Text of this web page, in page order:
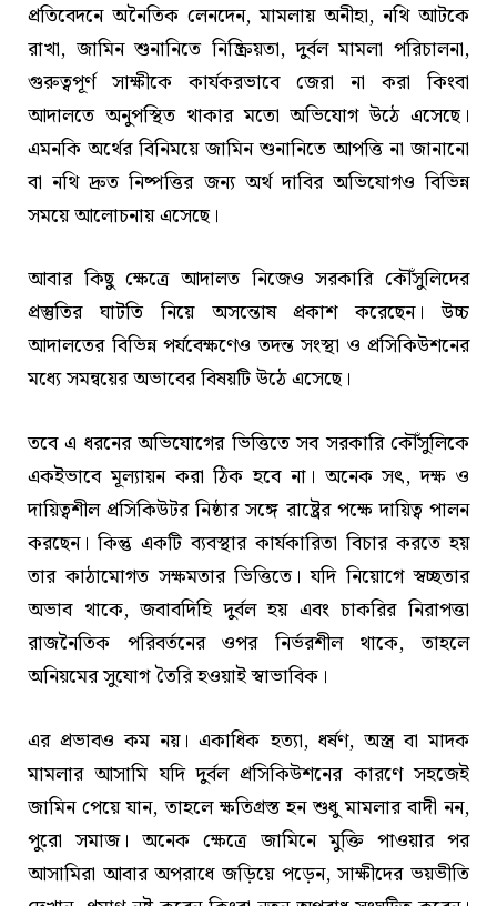
প্রতিবেদনে অনৈতিক লেনদেন, মামলায় অনীহা, নথি আটকে
রাখা, জামিন শুনানিতে নিষ্ক্রিয়তা, দুর্বল মামলা পরিচালনা,
গুরুত্বপূর্ণ সাক্ষীকে কার্যকরভাবে জেরা না করা কিংবা
আদালতে অনুপস্থিত থাকার মতো অভিযোগ উঠে এসেছে।
এমনকি অর্থের বিনিময়ে জামিন শুনানিতে আপত্তি না জানানো
বা নথি দ্রুত নিষ্পত্তির জন্য অর্থ দাবির অভিযোগও বিভিন্ন
সময়ে আলোচনায় এসেছে।
আবার কিছু ক্ষেত্রে আদালত নিজেও সরকারি কৌঁসুলিদের
প্রস্তুতির ঘাটতি নিয়ে অসন্তোষ প্রকাশ করেছেন। উচ্চ
আদালতের বিভিন্ন পর্যবেক্ষণেও তদন্ত সংস্থা ও প্রসিকিউশনের
মধ্যে সমন্বয়ের অভাবের বিষয়টি উঠে এসেছে।
তবে এ ধরনের অভিযোগের ভিত্তিতে সব সরকারি কৌঁসুলিকে
একইভাবে মূল্যায়ন করা ঠিক হবে না। অনেক সৎ, দক্ষ ও
দায়িত্বশীল প্রসিকিউটর নিষ্ঠার সঙ্গে রাষ্ট্রের পক্ষে দায়িত্ব পালন
করছেন। কিন্তু একটি ব্যবস্থার কার্যকারিতা বিচার করতে হয়
তার কাঠামোগত সক্ষমতার ভিত্তিতে। যদি নিয়োগে স্বচ্ছতার
অভাব থাকে, জবাবদিহি দুর্বল হয় এবং চাকরির নিরাপত্তা
রাজনৈতিক পরিবর্তনের ওপর নির্ভরশীল থাকে, তাহলে
অনিয়মের সুযোগ তৈরি হওয়াই স্বাভাবিক।
এর প্রভাবও কম নয়। একাধিক হত্যা, ধর্ষণ, অস্ত্র বা মাদক
মামলার আসামি যদি দুর্বল প্রসিকিউশনের কারণে সহজেই
জামিন পেয়ে যান, তাহলে ক্ষতিগ্রস্ত হন শুধু মামলার বাদী নন,
পুরো সমাজ। অনেক ক্ষেত্রে জামিনে মুক্তি পাওয়ার পর
আসামিরা আবার অপরাধে জড়িয়ে পড়েন, সাক্ষীদের ভয়ভীতি